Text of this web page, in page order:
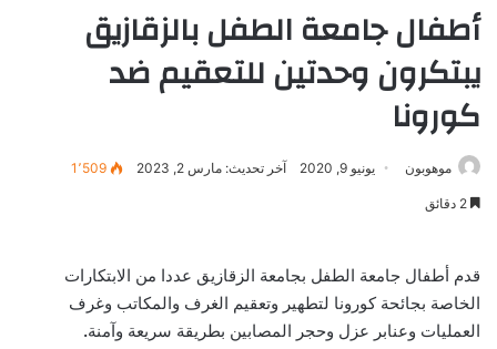
أطفال جامعة الطفل بالزقازيق
يبتكرون وحدتين للتعقيم ضد
كورونا
موهوبون يونيو 9, 2020 آخر تحديث: مارس 2, 2023 1٬509
قدم أطفال جامعة الطفل بجامعة الزقازيق عددا من الابتكارات
الخاصة بجائحة كورونا لتطهير وتعقيم الغرف والمكاتب وغرف
العمليات وعنابر عزل وحجر المصابين بطريقة سريعة وآمنة.